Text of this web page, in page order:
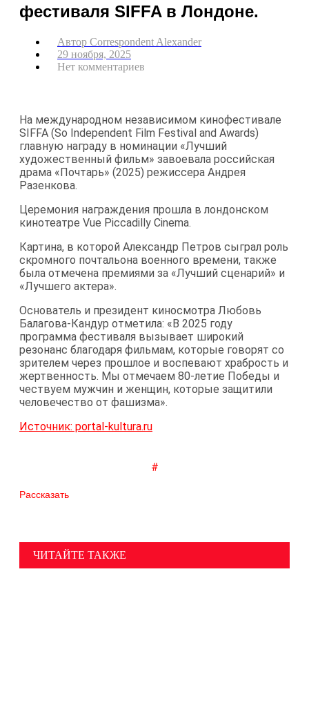
фестиваля SIFFA в Лондоне.
Автор Correspondent Alexander
29 ноября, 2025
Нет комментариев
На международном независимом кинофестивале
SIFFA (So Independent Film Festival and Awards)
главную награду в номинации «Лучший
художественный фильм» завоевала российская
драма «Почтарь» (2025) режиссера Андрея
Разенкова.
Церемония награждения прошла в лондонском
кинотеатре Vue Piccadilly Cinema.
Картина, в которой Александр Петров сыграл роль
скромного почтальона военного времени, также
была отмечена премиями за «Лучший сценарий» и
«Лучшего актера».
Основатель и президент киносмотра Любовь
Балагова-Кандур отметила: «В 2025 году
программа фестиваля вызывает широкий
резонанс благодаря фильмам, которые говорят со
зрителем через прошлое и воспевают храбрость и
жертвенность. Мы отмечаем 80-летие Победы и
чествуем мужчин и женщин, которые защитили
человечество от фашизма».
Источник: portal-kultura.ru
#
Рассказать
ЧИТАЙТЕ ТАКЖЕ